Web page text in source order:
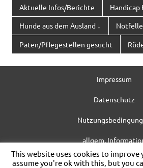
Aktuelle Infos/Berichte Handicap
Hunde aus dem Ausland ↓
Paten/Pflegestellen gesucht
Impressum
Datenschutz
allgem.
WordPress-Theme: Dynamic
This website uses cookies to improve
assume you're ok with this, but you